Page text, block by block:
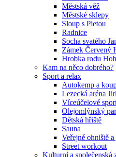
Městská věž
Městské sklepy
Sloup s Pietou
Radnice
Socha svatého
Zámek Červený
Hrobka rodu
Kam na něco dobrého?
Sport a relax
Autokemp a
Lezecká aréna
Víceúčelové
Olejomlýnský
Dětská hřiště
Sauna
Veřejné ohniště
Street workout
Kulturní a společenská